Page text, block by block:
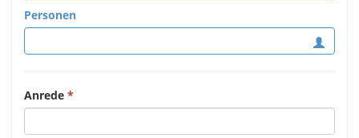
Personen
Anrede